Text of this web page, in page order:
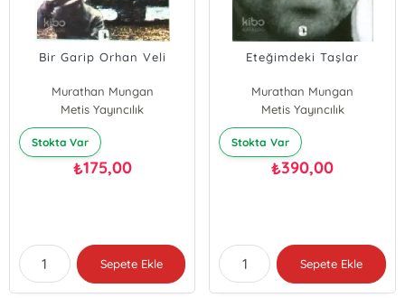
Bir Garip Orhan Veli
Murathan Mungan
Metis Yayıncılık
Stokta Var
₺175,00
Sepete Ekle
Eteğimdeki Taşlar
Murathan Mungan
Metis Yayıncılık
Stokta Var
₺390,00
Sepete Ekle